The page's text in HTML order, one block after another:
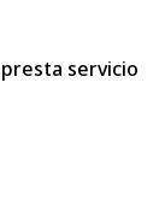
servicio